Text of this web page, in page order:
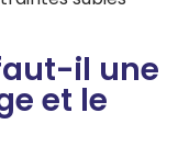
il une
et le